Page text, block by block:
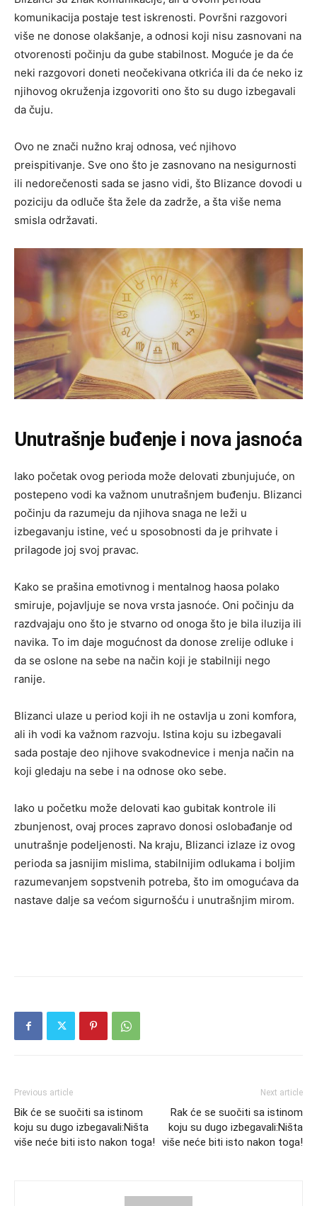
komunikacija postaje test iskrenosti. Površni razgovori
više ne donose olakšanje, a odnosi koji nisu zasnovani na
otvorenosti počinju da gube stabilnost. Moguće je da će
neki razgovori doneti neočekivana otkrića ili da će neko iz
njihovog okruženja izgovoriti ono što su dugo izbegavali
da čuju.
Ovo ne znači nužno kraj odnosa, već njihovo
preispitivanje. Sve ono što je zasnovano na nesigurnosti
ili nedorečenosti sada se jasno vidi, što Blizance dovodi u
poziciju da odluče šta žele da zadrže, a šta više nema
smisla održavati.
Unutrašnje buđenje i nova jasnoća
Iako početak ovog perioda može delovati zbunjujuće, on
postepeno vodi ka važnom unutrašnjem buđenju. Blizanci
počinju da razumeju da njihova snaga ne leži u
izbegavanju istine, već u sposobnosti da je prihvate i
prilagode joj svoj pravac.
Kako se prašina emotivnog i mentalnog haosa polako
smiruje, pojavljuje se nova vrsta jasnoće. Oni počinju da
razdvajaju ono što je stvarno od onoga što je bila iluzija ili
navika. To im daje mogućnost da donose zrelije odluke i
da se oslone na sebe na način koji je stabilniji nego
ranije.
Blizanci ulaze u period koji ih ne ostavlja u zoni komfora,
ali ih vodi ka važnom razvoju. Istina koju su izbegavali
sada postaje deo njihove svakodnevice i menja način na
koji gledaju na sebe i na odnose oko sebe.
Iako u početku može delovati kao gubitak kontrole ili
zbunjenost, ovaj proces zapravo donosi oslobađanje od
unutrašnje podeljenosti. Na kraju, Blizanci izlaze iz ovog
perioda sa jasnijim mislima, stabilnijim odlukama i boljim
razumevanjem sopstvenih potreba, što im omogućava da
nastave dalje sa većom sigurnošću i unutrašnjim mirom.
Previous article
Bik će se suočiti sa istinom
koju su dugo izbegavali:Ništa
više neće biti isto nakon toga!
Next article
Rak će se suočiti sa istinom
koju su dugo izbegavali:Ništa
više neće biti isto nakon toga!